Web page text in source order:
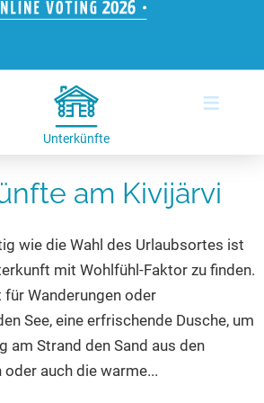
Seen
Unterkünfte
≡
am Kivijärvi
wie die Wahl des Urlaubsortes ist
mit Wohlfühl-Faktor zu finden.
Wanderungen oder
See, eine erfrischende Dusche, um
am Strand den Sand aus den
oder auch die warme...